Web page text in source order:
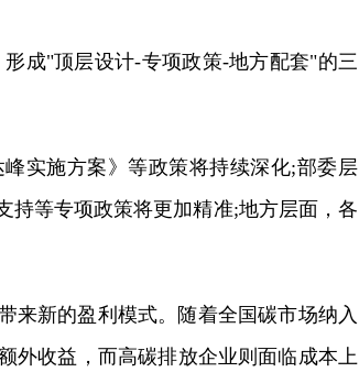
成"顶层设计-专项政策-地方配套"的三
实施方案》等政策将持续深化;部委层
持等专项政策将更加精准;地方层面，各
来新的盈利模式。随着全国碳市场纳入
外收益，而高碳排放企业则面临成本上